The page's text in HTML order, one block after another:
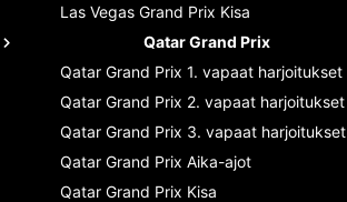
Las Vegas Grand Prix Kisa
Qatar Grand Prix
Qatar Grand Prix 1. vapaat harjoitukset
Qatar Grand Prix 2. vapaat harjoitukset
Qatar Grand Prix 3. vapaat harjoitukset
Qatar Grand Prix Aika-ajot
Qatar Grand Prix Kisa